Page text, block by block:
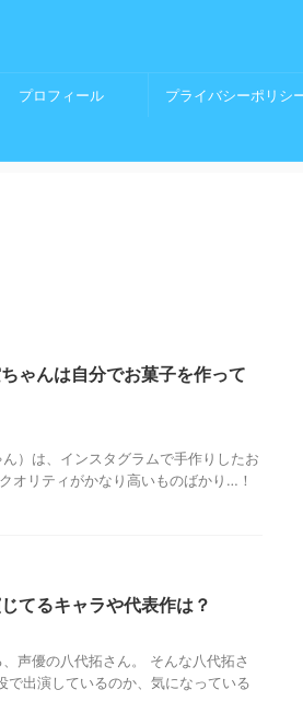
プロフィール プライバシーポリシ
ゃんは自分でお菓子を作って
）は、インスタグラムで手作りしたお
オリティがかなり高いものばかり…！
てるキャラや代表作は？
声優の八代拓さん。 そんな八代拓さ
で出演しているのか、気になっている